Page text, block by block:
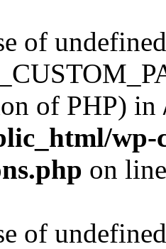
of
of PHP) in
wp-
on
of